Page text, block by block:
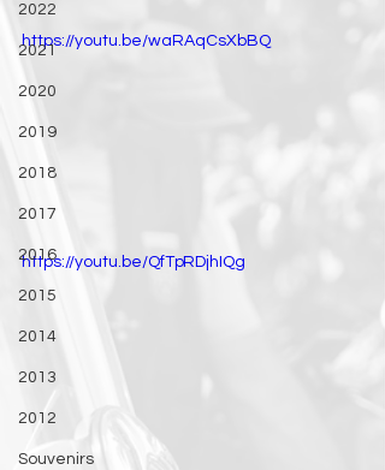
2022
2021
2020
2019
2018
2017
2016
2015
2014
2013
2012
Souvenirs
https://youtu.be/waRAqCsXbBQ
https://youtu.be/QfTpRDjhIQg